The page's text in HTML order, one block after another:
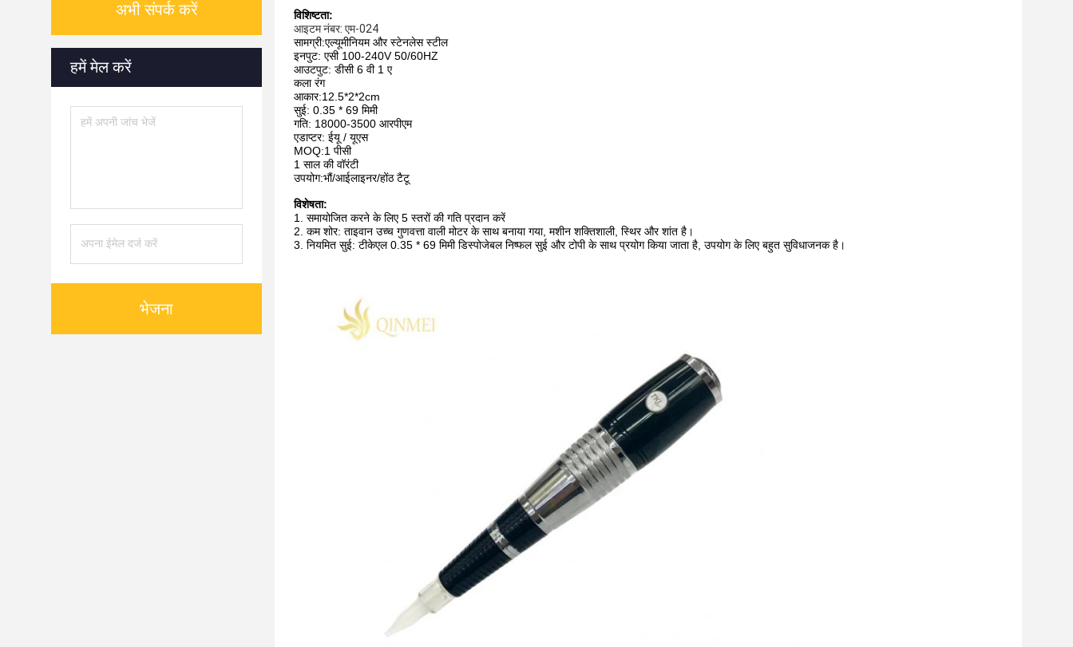
अभी संपर्क करें
हमें मेल करें
भेजना
विशिष्टता:
आइटम नंबर: एम-024
सामग्री:एल्यूमीनियम और स्टेनलेस स्टील
इनपुट: एसी 100-240V 50/60HZ
आउटपुट: डीसी 6 वी 1 ए
कला रंग
आकार:12.5*2*2cm
सुई: 0.35 * 69 मिमी
गति: 18000-3500 आरपीएम
एडाप्टर: ईयू / यूएस
MOQ:1 पीसी
1 साल की वॉरंटी
उपयोग:भौं/आईलाइनर/होंठ टैटू
विशेषता:
1. समायोजित करने के लिए 5 स्तरों की गति प्रदान करें
2. कम शोर: ताइवान उच्च गुणवत्ता वाली मोटर के साथ बनाया गया, मशीन शक्तिशाली, स्थिर और शांत है।
3. नियमित सुई: टीकेएल 0.35 * 69 मिमी डिस्पोजेबल निष्फल सुई और टोपी के साथ प्रयोग किया जाता है, उपयोग के लिए बहुत सुविधाजनक है।